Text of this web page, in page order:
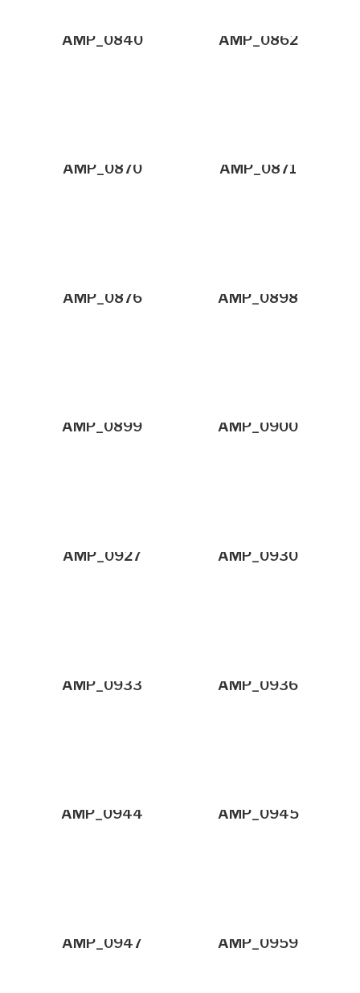
AMP_0840 AMP_0862
AMP_0870 AMP_0871
AMP_0876 AMP_0898
AMP_0899 AMP_0900
AMP_0927 AMP_0930
AMP_0933 AMP_0936
AMP_0944 AMP_0945
AMP_0947 AMP_0959